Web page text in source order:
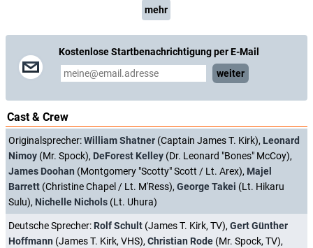
mehr
Kostenlose Startbenachrichtigung per E-Mail
weiter
Cast & Crew
Originalsprecher:William Shatner (Captain James T. Kirk), Leonard
Nimoy (Mr. Spock), DeForest Kelley (Dr. Leonard "Bones" McCoy),
James Doohan (Montgomery "Scotty" Scott / Lt. Arex), Majel
Barrett (Christine Chapel / Lt. M'Ress), George Takei (Lt. Hikaru
Sulu), Nichelle Nichols (Lt. Uhura)
Deutsche Sprecher: Rolf Schult (James T. Kirk, TV), Gert Günther
Hoffmann (James T. Kirk, VHS), Christian Rode (Mr. Spock, TV),